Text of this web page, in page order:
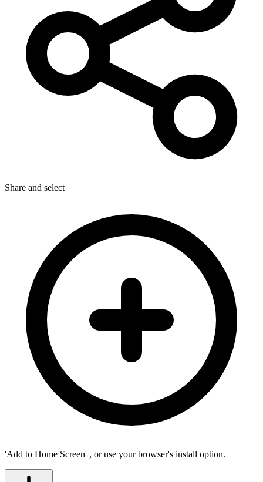
Share and select
'Add to Home Screen' , or use your browser's install option.